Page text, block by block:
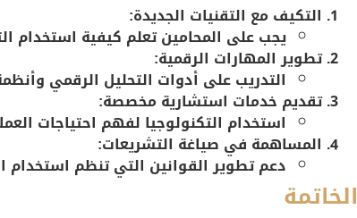
التكيف مع التقنيات الجديدة:
يجب على المحامين تعلم كيفية استخدام
تطوير المهارات الرقمية:
التدريب على أدوات التحليل الرقمي
تقديم خدمات استشارية مخصصة:
استخدام التكنولوجيا لفهم احتياجات
المساهمة في صياغة التشريعات:
دعم تطوير القوانين التي تنظم استخدام
الخاتمة